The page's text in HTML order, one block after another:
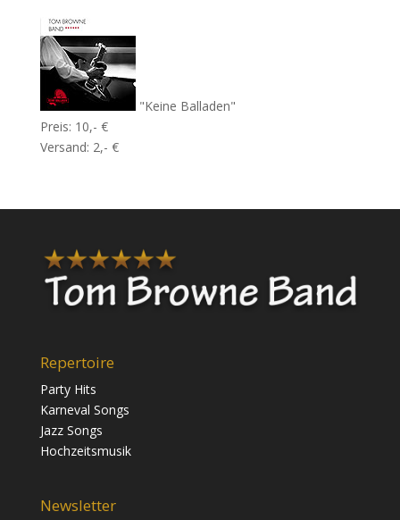
"Keine Balladen"
Preis: 10,- €
Versand: 2,- €
Repertoire
Party Hits
Karneval Songs
Jazz Songs
Hochzeitsmusik
Newsletter